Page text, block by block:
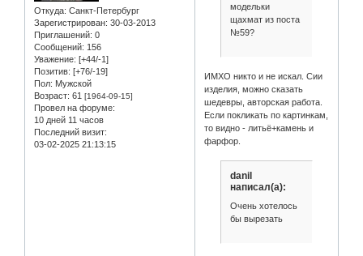
Откуда: Санкт-Петербург
Зарегистрирован: 30-03-2013
Приглашений: 0
Сообщений: 156
Уважение: [+44/-1]
Позитив: [+76/-19]
Пол: Мужской
Возраст: 61 [1964-09-15]
Провел на форуме:
10 дней 11 часов
Последний визит:
03-02-2025 21:13:15
модельки
щахмат из поста
№59?
ИМХО никто и не искал. Сии
изделия, можно сказать
шедевры, авторская работа.
Если покликать по картинкам,
то видно - литьё+камень и
фарфор.
danil
написал(а):
Очень хотелось
бы вырезать